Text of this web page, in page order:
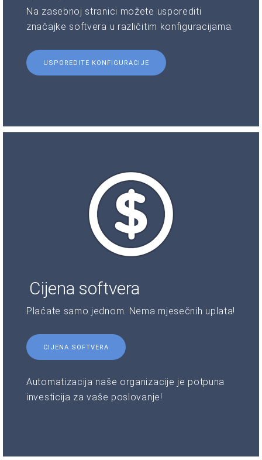
Na zasebnoj stranici možete usporediti
značajke softvera u različitim konfiguracijama.
USPOREDITE KONFIGURACIJE
Cijena softvera
Plaćate samo jednom. Nema mjesečnih uplata!
CIJENA SOFTVERA
Automatizacija naše organizacije je potpuna
investicija za vaše poslovanje!